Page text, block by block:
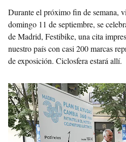
Durante el próximo fin de semana,
domingo 11 de septiembre, se
de Madrid, Festibike, una cita
nuestro país con casi 200 marcas
de exposición. Ciclosfera estará allí.